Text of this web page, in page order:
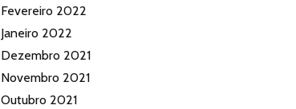
Fevereiro 2022
Janeiro 2022
Dezembro 2021
Novembro 2021
Outubro 2021